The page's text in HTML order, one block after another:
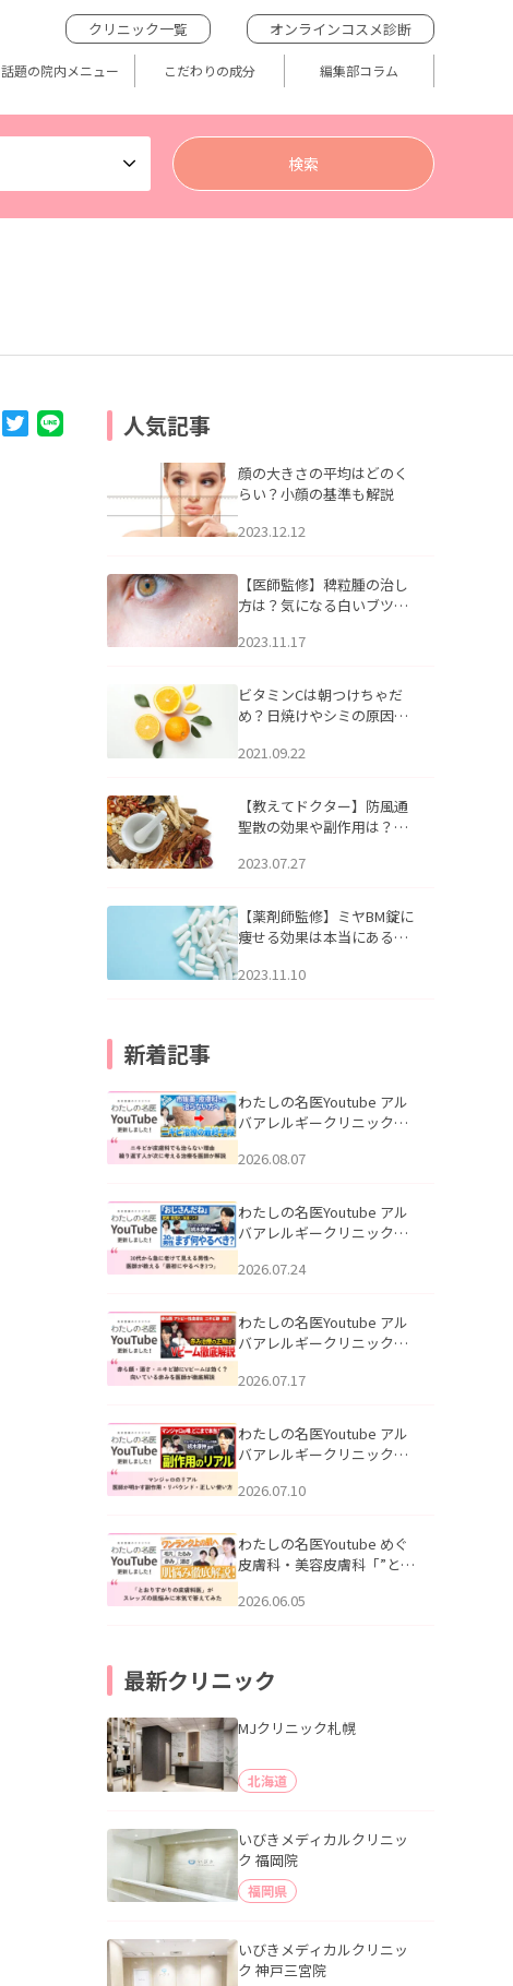
クリニック一覧 オンラインコスメ診断
話題の院内メニュー こだわりの成分 編集部コラム
人気記事
顔の大きさの平均はどのく
らい？小顔の基準も解説
2023.12.12
【医師監修】稗粒腫の治し
方は？気になる白いブツブ
アについて
2023.11.17
ビタミンCは朝つけちゃだ
め？日焼けやシミの原因に
2021.09.22
【教えてドクター】防風通
聖散の効果や副作用は？長
2023.07.27
【薬剤師監修】ミヤBM錠に
痩せる効果は本当にある
2023.11.10
新着記事
わたしの名医Youtube アル
バアレルギークリニック札
らない理由｜繰り返す人が
説」を公開いたしました。
2026.08.07
わたしの名医Youtube アル
バアレルギークリニック札
える男性へ｜医師が教える
公開いたしました。
2026.07.24
わたしの名医Youtube アル
バアレルギークリニック札
跡にVビームは効く？向いて
説」を公開いたしました。
2026.07.17
わたしの名医Youtube アル
バアレルギークリニック札
医師が明かす副作用・リバ
公開いたしました。
2026.07.10
わたしの名医Youtube めぐ
皮膚科・美容皮膚科「”とお
ッズの肌悩みに本気で答え
2026.06.05
最新クリニック
MJクリニック札幌
北海道
いびきメディカルクリニッ
ク 福岡院
福岡県
いびきメディカルクリニッ
ク 神戸三宮院